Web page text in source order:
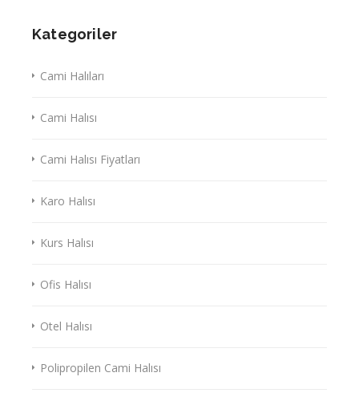
Kategoriler
Cami Halıları
Cami Halısı
Cami Halısı Fiyatları
Karo Halısı
Kurs Halısı
Ofis Halısı
Otel Halısı
Polipropilen Cami Halısı